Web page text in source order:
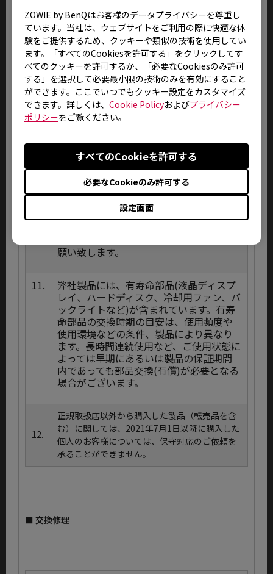
ZOWIE by BenQはお客様のデータプライバシーを尊重し
ています。当社は、ウェブサイトをご利用の際に快適な体
験をご提供するため、クッキーや類似の技術を使用してい
ます。「すべてのCookiesを許可する」をクリックしてす
べてのクッキーを許可するか、「必要なCookiesのみ許可
する」を選択して必要最小限の技術のみを有効にすること
ができます。ここでいつでもクッキー設定をカスタマイズ
できます。詳しくは、 Cookie Policyおよびプライバシー
ポリシーをご覧ください。
設定画面
必要なCookieのみ許可する
すべてのCookieを許可する
9.
液晶パネルは極めて精密度の高い技術で
製造されておりますが、製造上の物理的
な限界により、画面中に常時点灯、ある
いは不点灯の画素(ドット抜け)が発生する
場合がございます。これは弊社規定内品質
として出荷させていただいておりますの
で、修理・交換対象外とさせていただい
ております。
10.
誤動作や故障、または修理の際には、本
体の記憶装置に記録されたお客様のデー
タやインストールされたアプリケーショ
ンが消去される場合がありますが、これ
による損害については、弊社はその責任
を一切負いませんので、あらかじめご了
承ください。お客様が作成されました大
願い致します。
11.
弊社製品には、有寿命部品(液晶ディスプ
レイ、ハードディスク、冷却用ファン、バ
ックライトなど)が含まれています。有寿
命部品の交換時期の目安は、使用頻度や
使用環境などの条件、製品により異なり
ます。長時間連続使用など、ご使用状態に
よっては早期にあるいは製品の保証期間
内であっても部品交換(有償)が必要となる
場合がございます。
12.
正規取扱店以外から購入した製品（転売品を含
む）に関しては、2021年7月1日以降に購入した
個人のお客様については、保守対応のご依頼を
承ることができません。
■ 交換修理